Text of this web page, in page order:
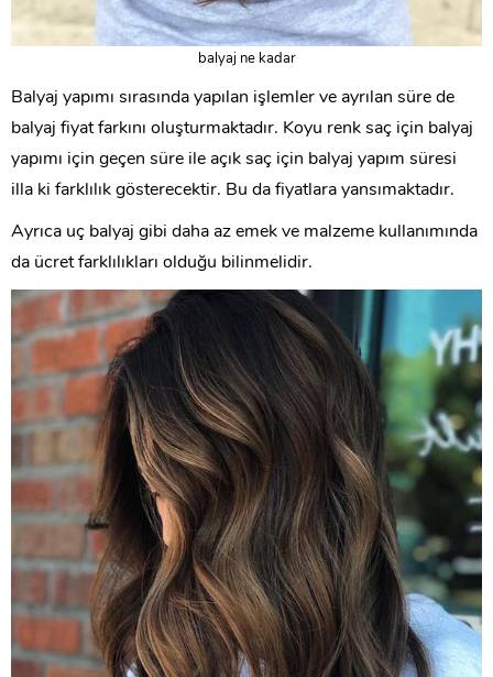
balyaj ne kadar
Balyaj yapımı sırasında yapılan işlemler ve ayrılan süre de
balyaj fiyat farkını oluşturmaktadır. Koyu renk saç için balyaj
yapımı için geçen süre ile açık saç için balyaj yapım süresi
illa ki farklılık gösterecektir. Bu da fiyatlara yansımaktadır.
Ayrıca uç balyaj gibi daha az emek ve malzeme kullanımında
da ücret farklılıkları olduğu bilinmelidir.